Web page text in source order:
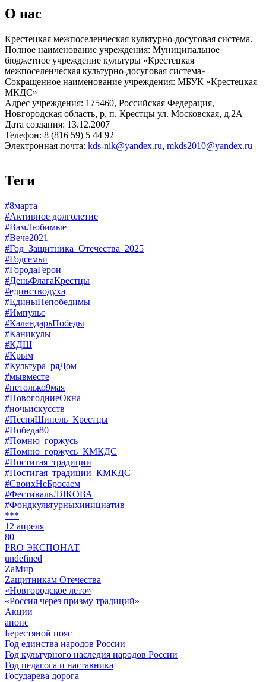
О нас
Крестецкая межпоселенческая культурно-досуговая система.
Полное наименование учреждения: Муниципальное
бюджетное учреждение культуры «Крестецкая
межпоселенческая культурно-досуговая система»
Сокращенное наименование учреждения: МБУК «Крестецкая
МКДС»
Адрес учреждения: 175460, Российская Федерация,
Новгородская область, р. п. Крестцы ул. Московская, д.2А
Дата создания: 13.12.2007
Телефон: 8 (816 59) 5 44 92
Электронная почта: kds-nik@yandex.ru, mkds2010@yandex.ru
Теги
#8марта
#Активное долголетие
#ВамЛюбимые
#Вече2021
#Год_Защитника_Отечества_2025
#Годсемьи
#ГородаГерои
#ДеньФлагаКрестцы
#единстводуха
#ЕдиныНепобедимы
#Импульс
#КалендарьПобеды
#Каникулы
#КДШ
#Крым
#Культура_ряДом
#мывместе
#нетолько9мая
#НовогодниеОкна
#ночьискусств
#ПесняШинель_Крестцы
#Победа80
#Помню_горжусь
#Помню_горжусь_КМКДС
#Постигая_традиции
#Постигая_традиции_КМКДС
#СвоихНеБросаем
#ФестивальЛЯКОВА
#Фондкультурныхинициатив
***
12 апреля
80
PRO ЭКСПОНАТ
undefined
ZaМир
Zащитникам Отечества
«Новгородское лето»
«Россия через призму традиций»
Акции
анонс
Берестяной пояс
Год единства народов России
Год культурного наследия народов России
Год педагога и наставника
Государева дорога